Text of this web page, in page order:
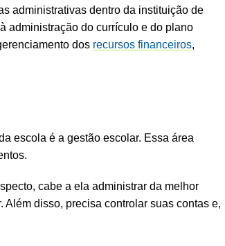
administrativas dentro da instituição de
administração do currículo e do plano
dos recursos financeiros,
escola é a gestão escolar. Essa área
cabe a ela administrar da melhor
disso, precisa controlar suas contas e,